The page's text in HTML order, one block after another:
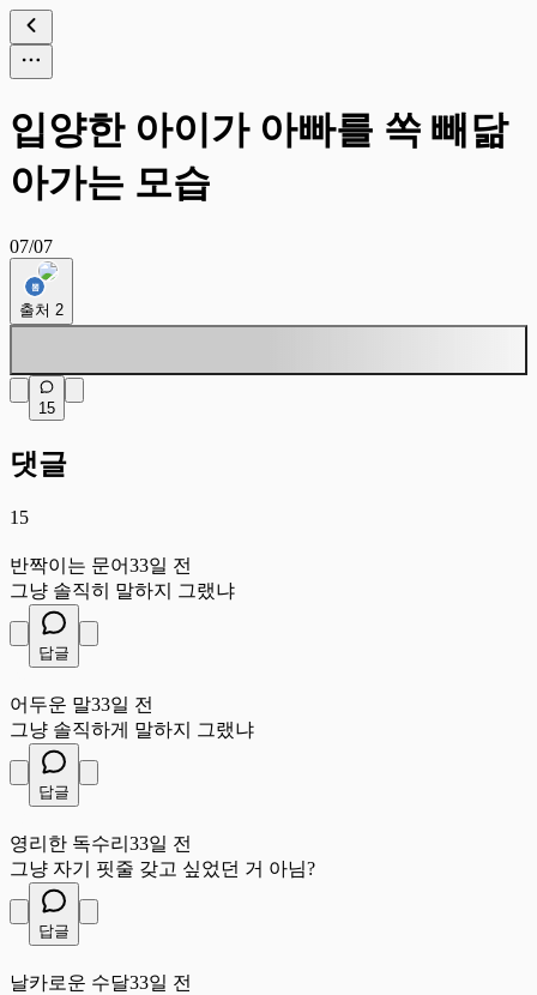
입양한 아이가 아빠를 쏙 빼닮
아가는 모습
07/07
출처 2
15
댓글
15
반짝이는 문어33일 전
그냥 솔직히 말하지 그랬냐
답글
어두운 말33일 전
그냥 솔직하게 말하지 그랬냐
답글
영리한 독수리 33일 전
그냥 자기 핏줄 갖고 싶었던 거 아님?
답글
날카로운 수달33일 전